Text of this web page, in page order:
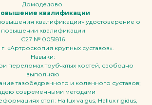
Домодедово.
квалификации
квалификации» удостоверение о
повышении квалификации
С27 № 0051816
г. «Артроскопия крупных суставов».
Навыки:
переломах трубчатых костей, свободно
выполняю
тазобедренного и коленного суставов;
современными методами
стоп: Hallux valgus, Hallux rigidus,